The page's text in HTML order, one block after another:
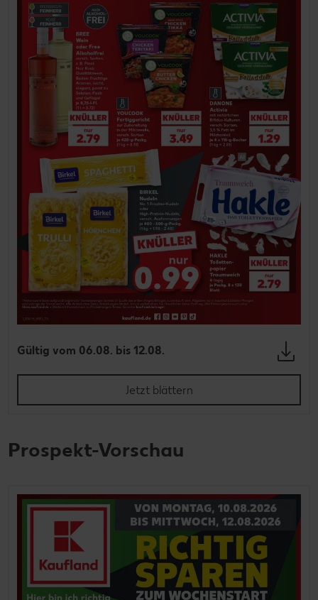
Gültig vom 06.08. bis 12.08.
Jetzt blättern
Prospekt-Vorschau